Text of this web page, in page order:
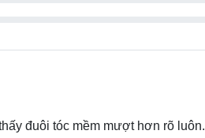
đuôi tóc mềm mượt hơn rõ luôn.